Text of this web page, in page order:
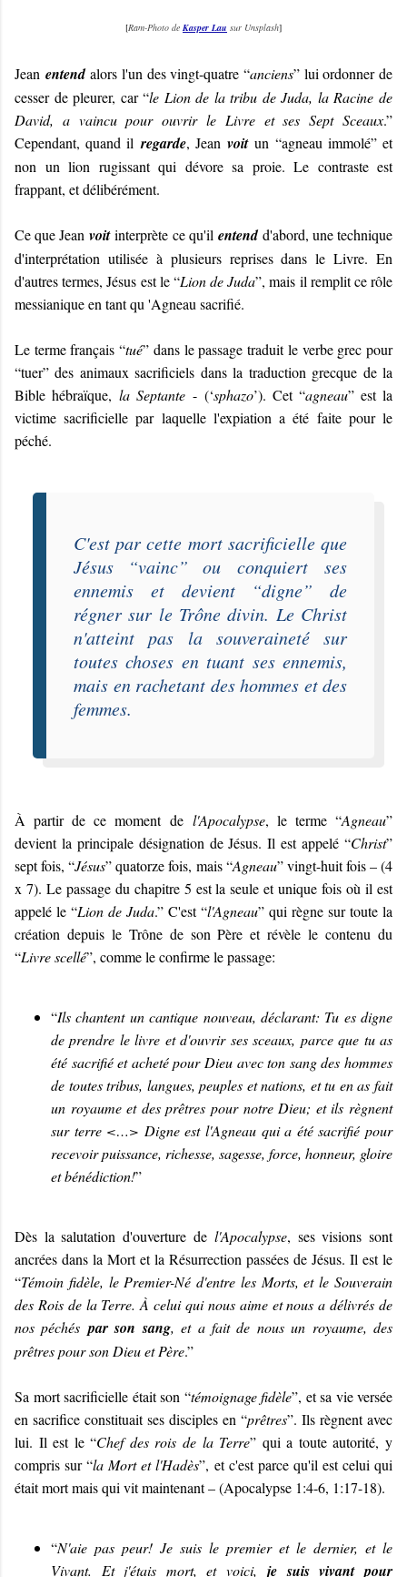
[Ram-Photo de Kasper Lau sur Unsplash]
Jean entendalors l'un des vingt-quatre “anciens” lui ordonner de
cesser de pleurer, car “le Lion de la tribu de Juda, la Racine de
David, a vaincu pour ouvrir le Livre et ses Sept Sceaux.”
Cependant, quand il regarde, Jeanvoitun “agneau immolé” et
non un lion rugissant qui dévore sa proie. Le contraste est
frappant, et délibérément.
Ce que Jeanvoitinterprète ce qu'il entendd'abord, une technique
d'interprétation utilisée à plusieurs reprises dans le Livre. En
d'autres termes, Jésus est le “Lion de Juda”, mais il remplit ce rôle
messianique en tant qu 'Agneau sacrifié.
Le terme français “tué” dans le passage traduit le verbe grec pour
“tuer” des animaux sacrificiels dans la traduction grecque de la
Bible hébraïque,la Septante - (‘sphazo’). Cet “agneau” est la
victime sacrificielle par laquelle l'expiation a été faite pour le
péché.
C'est par cette mort sacrificielle que
Jésus “vainc” ou conquiert ses
ennemis et devient “digne” de
régner sur le Trône divin. Le Christ
n'atteint pas la souveraineté sur
toutes choses en tuant ses ennemis,
mais en rachetant des hommes et des
femmes.
À partir de ce moment de l'Apocalypse, le terme “Agneau”
devient la principale désignation de Jésus. Il est appelé “Christ”
sept fois, “Jésus” quatorze fois, mais “Agneau” vingt-huit fois – (4
x 7). Le passage du chapitre 5 est la seule et unique fois où il est
appelé le “Lion de Juda.” C'est “l'Agneau” qui règne sur toute la
création depuis le Trône de son Père et révèle le contenu du
“Livre scellé”, comme le confirme le passage:
“Ils chantent un cantique nouveau, déclarant: Tu es digne
de prendre le livre et d'ouvrir ses sceaux, parce que tu as
été sacrifié et acheté pour Dieu avec ton sang des hommes
de toutes tribus, langues, peuples et nations, et tu en as fait
un royaume et des prêtres pour notre Dieu; et ils règnent
sur terre <…> Digne est l'Agneau qui a été sacrifié pour
recevoir puissance, richesse, sagesse, force, honneur, gloire
et bénédiction!”
Dès la salutation d'ouverture del'Apocalypse, ses visions sont
ancrées dans la Mort et la Résurrection passées de Jésus. Il est le
“Témoin fidèle, le Premier-Né d'entre les Morts, et le Souverain
des Rois de la Terre. À celui qui nous aime et nous a délivrés de
nos péchés par son sang, et a fait de nous un royaume, des
prêtres pour son Dieu et Père.”
Sa mort sacrificielle était son “témoignage fidèle”, et sa vie versée
en sacrifice constituait ses disciples en “prêtres”. Ils règnent avec
lui. Il est le “Chef des rois de la Terre” qui a toute autorité, y
compris sur “la Mort et l'Hadès”, et c'est parce qu'il est celui qui
était mort mais qui vit maintenant – (Apocalypse 1:4-6, 1:17-18).
“N'aie pas peur! Je suis le premier et le dernier, et le
Vivant. Et j'étais mort, et voici,je suis vivant pour